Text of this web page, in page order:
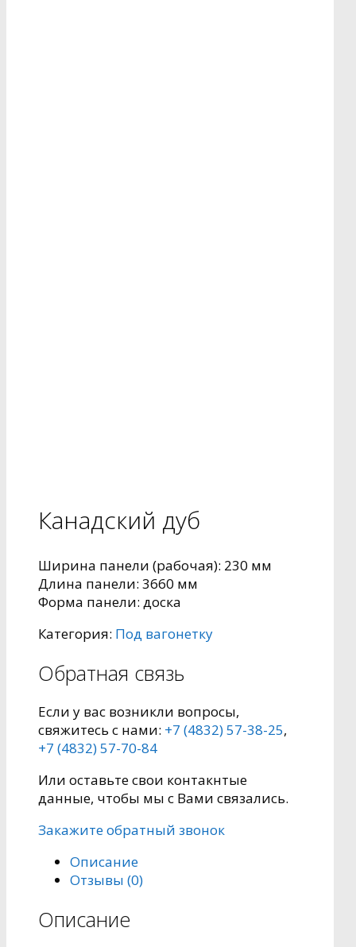
Канадский дуб
Ширина панели (рабочая): 230 мм
Длина панели: 3660 мм
Форма панели: доска
Категория: Под вагонетку
Обратная связь
Если у вас возникли вопросы,
свяжитесь с нами: +7 (4832) 57-38-25,
+7 (4832) 57-70-84
Или оставьте свои контакнтые
данные, чтобы мы с Вами связались.
Закажите обратный звонок
Описание
Отзывы (0)
Описание